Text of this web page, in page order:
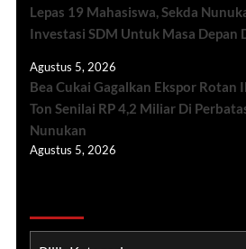
Lepas 19 Mahasiswa, Sekda
Investasi SDM Untuk Masa Depan
Agustus 5, 2026
Bea Cukai Gagalkan Ekspor Rotan
Ton Senilai RP 4,2 Miliar Di
Nunukan
Agustus 5, 2026